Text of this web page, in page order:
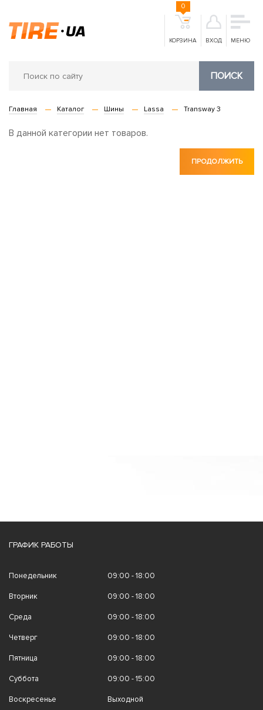
КОРЗИНА
0
ВХОД МЕНЮ
ПОИСК
Главная Каталог Шины Lassa Transway 3
В данной категории нет товаров.
ПРОДОЛЖИТЬ
ГРАФИК РАБОТЫ
Понедельник 09:00 - 18:00
Вторник 09:00 - 18:00
Среда 09:00 - 18:00
Четверг 09:00 - 18:00
Пятница 09:00 - 18:00
Суббота 09:00 - 15:00
Воскресенье Выходной